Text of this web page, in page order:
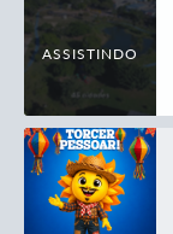
ASSISTINDO